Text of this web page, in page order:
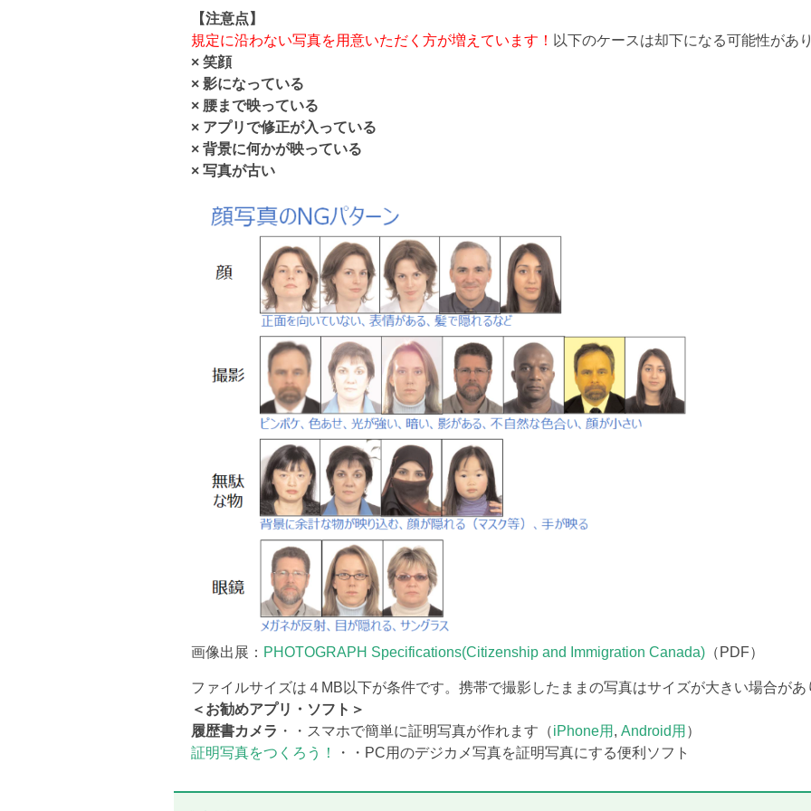
【注意点】
規定に沿わない写真を用意いただく方が増えています！ 以下のケースは却下になる可能性があ
× 笑顔
× 影になっている
× 腰まで映っている
× アプリで修正が入っている
× 背景に何かが映っている
× 写真が古い
画像出展： PHOTOGRAPH Specifications(Citizenship and Immigration Canada) （PDF）
ファイルサイズは４MB以下が条件です。携帯で撮影したままの写真はサイズが大きい場合があ
＜お勧めアプリ・ソフト＞
履歴書カメラ ・・スマホで簡単に証明写真が作れます（iPhone用 , Android用 ）
証明写真をつくろう！
・・PC用のデジカメ写真を証明写真にする便利ソフト